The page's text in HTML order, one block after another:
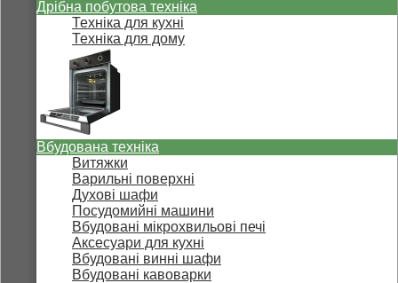
Дрібна побутова техніка
Техніка для кухні
Техніка для дому
Вбудована техніка
Витяжки
Варильні поверхні
Духові шафи
Посудомийні машини
Вбудовані мікрохвильові печі
Аксесуари для кухні
Вбудовані винні шафи
Вбудовані кавоварки